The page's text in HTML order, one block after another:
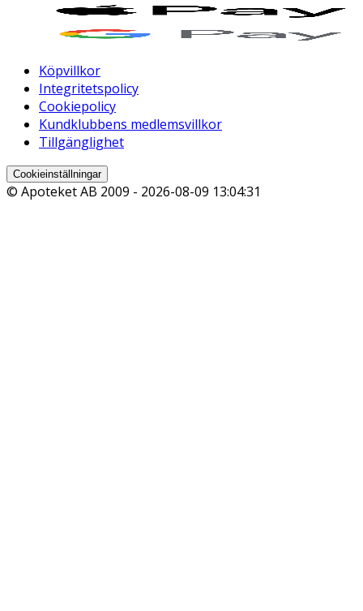
Köpvillkor
Integritetspolicy
Cookiepolicy
Kundklubbens medlemsvillkor
Tillgänglighet
Cookieinställningar
© Apoteket AB 2009 - 2026-08-09 13:04:31